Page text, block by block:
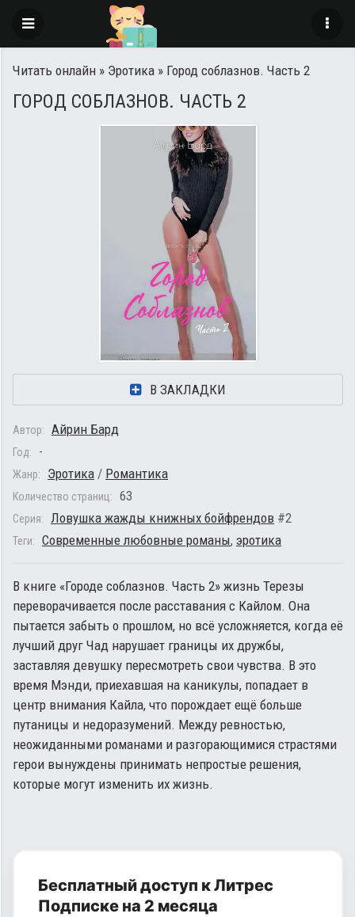
Читать онлайн » Эротика » Город соблазнов. Часть 2
ГОРОД СОБЛАЗНОВ. ЧАСТЬ 2
В ЗАКЛАДКИ
Автор: Айрин Бард
Год: -
Жанр: Эротика / Романтика
Количество страниц: 63
Серия: Ловушка жажды книжных бойфрендов #2
Теги: Современные любовные романы, эротика
В книге «Городе соблазнов. Часть 2» жизнь Терезы
переворачивается после расставания с Кайлом. Она
пытается забыть о прошлом, но всё усложняется, когда её
лучший друг Чад нарушает границы их дружбы,
заставляя девушку пересмотреть свои чувства. В это
время Мэнди, приехавшая на каникулы, попадает в
центр внимания Кайла, что порождает ещё больше
путаницы и недоразумений. Между ревностью,
неожиданными романами и разгорающимися страстями
герои вынуждены принимать непростые решения,
которые могут изменить их жизнь.
Бесплатный доступ к Литрес
Подписке на 2 месяца